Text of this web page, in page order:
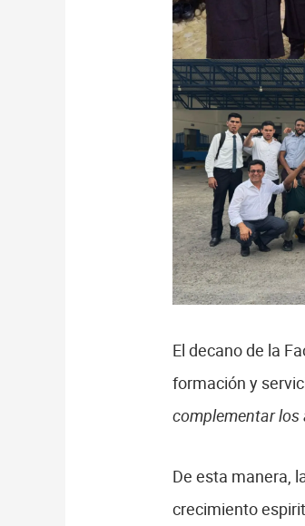
El decano de la
formación y
complementar los
De esta manera,
crecimiento